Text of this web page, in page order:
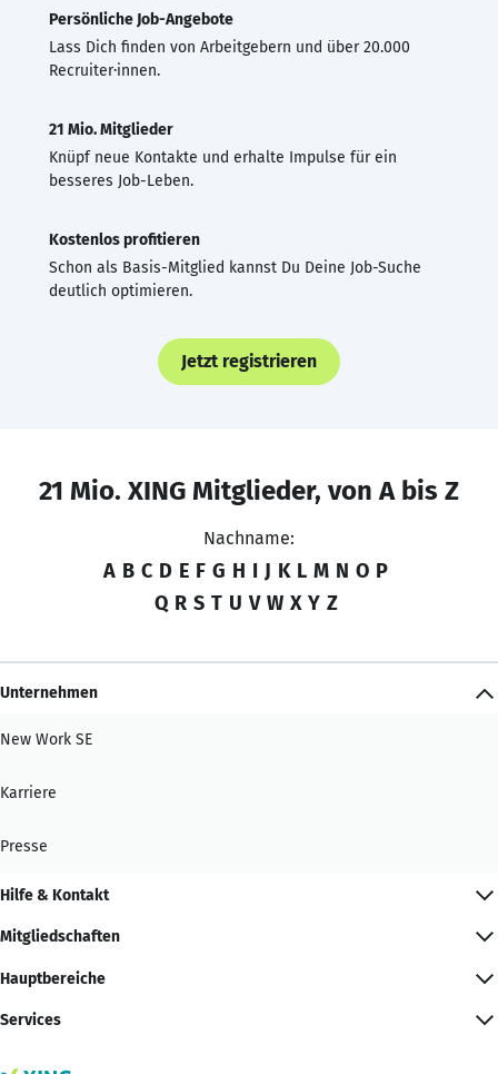
Persönliche Job-Angebote
Lass Dich finden von Arbeitgebern und über 20.000
Recruiter·innen.
21 Mio. Mitglieder
Knüpf neue Kontakte und erhalte Impulse für ein
besseres Job-Leben.
Kostenlos profitieren
Schon als Basis-Mitglied kannst Du Deine Job-Suche
deutlich optimieren.
Jetzt registrieren
21 Mio. XING Mitglieder, von A bis Z
Nachname:
A B C D E F G H I J K L M N O P
Q R S T U V W X Y Z
Unternehmen
New Work SE
Karriere
Presse
Hilfe & Kontakt
Mitgliedschaften
Hauptbereiche
Services